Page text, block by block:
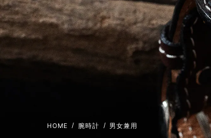
腕時計 男女兼用